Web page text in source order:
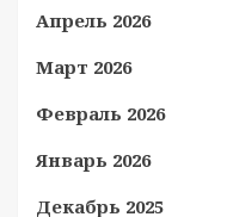
Апрель 2026
Март 2026
Февраль 2026
Январь 2026
Декабрь 2025